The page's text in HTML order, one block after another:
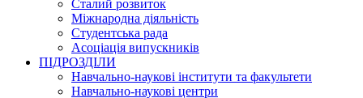
Сталий розвиток
Міжнародна діяльність
Студентська рада
Асоціація випускників
ПІДРОЗДІЛИ
Навчально-наукові інститути та факультети
Навчально-наукові центри